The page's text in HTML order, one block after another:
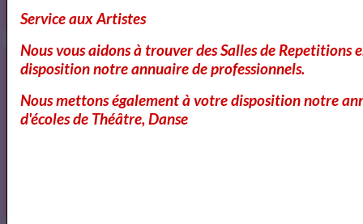
Annuaire des Chroniqueurs littéraires
Service aux Artistes
Nous vous aidons à trouver des Salles de Repetitions
disposition notre annuaire de professionnels.
Nous mettons également à votre disposition notre
d'écoles de Théâtre, Danse